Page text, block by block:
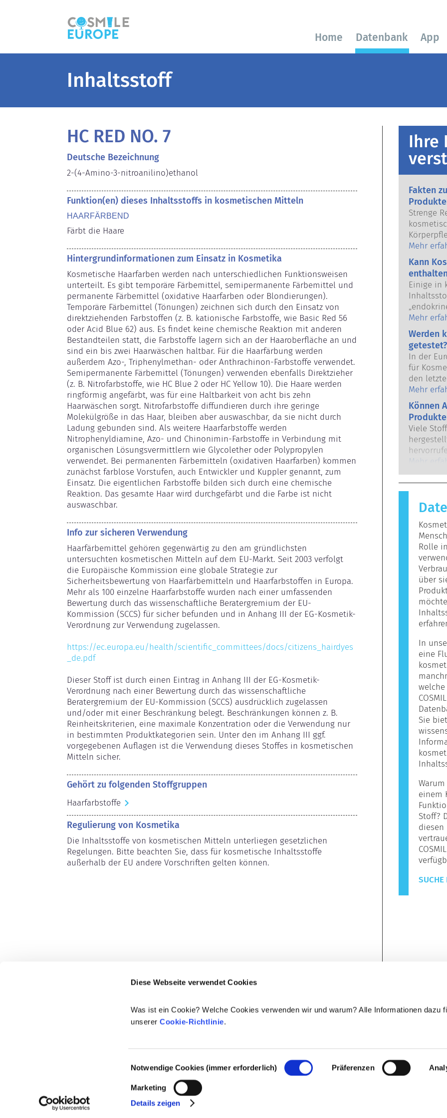
Diese Webseite verwendet Cookies
Was ist ein Cookie? Welche Cookies verwenden wir und warum? Alle Informationen dazu
unsererCookie-Richtlinie.
Notwendige Cookies (immer erforderlich) Präferenzen
Marketing
Details zeigen
Home Datenbank App
Inhaltsstoff
HC RED NO. 7
Deutsche Bezeichnung
2-(4-Amino-3-nitroanilino)ethanol
Funktion(en) dieses Inhaltsstoffs in kosmetischen Mitteln
HAARFÄRBEND
Färbt die Haare
Hintergrundinformationen zum Einsatz in Kosmetika
Kosmetische Haarfarben werden nach unterschiedlichen Funktionsweisen
unterteilt. Es gibt temporäre Färbemittel, semipermanente Färbemittel und
permanente Färbemittel (oxidative Haarfarben oder Blondierungen).
Temporäre Färbemittel (Tönungen) zeichnen sich durch den Einsatz von
direktziehenden Farbstoffen (z. B. kationische Farbstoffe, wie Basic Red 56
oder Acid Blue 62) aus. Es findet keine chemische Reaktion mit anderen
Bestandteilen statt, die Farbstoffe lagern sich an der Haaroberfläche an und
sind ein bis zwei Haarwäschen haltbar. Für die Haarfärbung werden
außerdem Azo-, Triphenylmethan- oder Anthrachinon-Farbstoffe verwendet.
Semipermanente Färbemittel (Tönungen) verwenden ebenfalls Direktzieher
(z. B. Nitrofarbstoffe, wie HC Blue 2 oder HC Yellow 10). Die Haare werden
ringförmig angefärbt, was für eine Haltbarkeit von acht bis zehn
Haarwäschen sorgt. Nitrofarbstoffe diffundieren durch ihre geringe
Molekülgröße in das Haar, bleiben aber auswaschbar, da sie nicht durch
Ladung gebunden sind. Als weitere Haarfarbstoffe werden
Nitrophenyldiamine, Azo- und Chinonimin-Farbstoffe in Verbindung mit
organischen Lösungsvermittlern wie Glycolether oder Polypropylen
verwendet. Bei permanenten Färbemitteln (oxidativen Haarfarben) kommen
zunächst farblose Vorstufen, auch Entwickler und Kuppler genannt, zum
Einsatz. Die eigentlichen Farbstoffe bilden sich durch eine chemische
Reaktion. Das gesamte Haar wird durchgefärbt und die Farbe ist nicht
auswaschbar.
Info zur sicheren Verwendung
Haarfärbemittel gehören gegenwärtig zu den am gründlichsten
untersuchten kosmetischen Mitteln auf dem EU-Markt. Seit 2003 verfolgt
die Europäische Kommission eine globale Strategie zur
Sicherheitsbewertung von Haarfärbemitteln und Haarfarbstoffen in Europa.
Mehr als 100 einzelne Haarfarbstoffe wurden nach einer umfassenden
Bewertung durch das wissenschaftliche Beratergremium der EU-
Kommission (SCCS) für sicher befunden und in Anhang III der EG-Kosmetik-
Verordnung zur Verwendung zugelassen.
https://ec.europa.eu/health/scientific_committees/docs/citizens_hairdyes
_de.pdf
Dieser Stoff ist durch einen Eintrag in Anhang III der EG-Kosmetik-
Verordnung nach einer Bewertung durch das wissenschaftliche
Beratergremium der EU-Kommission (SCCS) ausdrücklich zugelassen
und/oder mit einer Beschränkung belegt. Beschränkungen können z. B.
Reinheitskriterien, eine maximale Konzentration oder die Verwendung nur
in bestimmten Produktkategorien sein. Unter den im Anhang III ggf.
vorgegebenen Auflagen ist die Verwendung dieses Stoffes in kosmetischen
Mitteln sicher.
Gehört zu folgenden Stoffgruppen
Haarfarbstoffe
Regulierung von Kosmetika
Die Inhaltsstoffe von kosmetischen Mitteln unterliegen gesetzlichen
Regelungen. Bitte beachten Sie, dass für kosmetische Inhaltsstoffe
außerhalb der EU andere Vorschriften gelten können.
Ihre
Fakten
Strenge
Union
Mehr
Kann
Einige in
das
unserer
weil
imitieren,
Viele
nach,
handelt
Produkte
Mehr
Werden
In der
für
den
dem
Mehr
Können
Viele
auf,
Stoffe
harmlos
Reaktion
Allergie
jedoch
Mehr
Rolle
über
In
eine
Sie
einem
Stoff?
diesen
SUCHE
© 2021-2026 - Cosmetics Europe Rechtlicher Hinweis